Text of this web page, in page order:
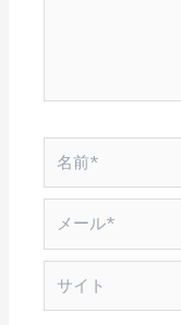
前
*
ー
ル